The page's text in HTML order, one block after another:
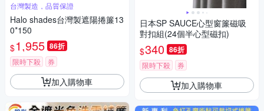
台灣製造，品質保證
Halo shades台灣製遮陽捲簾13
0*150
$1,955 86折
限時下殺 券
加入購物車
日本SP SAUCE心型窗簾磁吸
對扣組(24個半心型磁扣)
$340 86折
限時下殺 券
加入購物車